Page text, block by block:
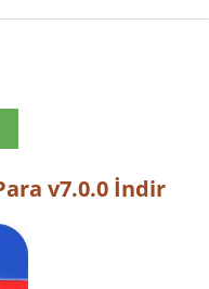
v7.0.0 İndir